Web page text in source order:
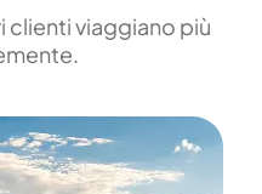
clienti viaggiano più